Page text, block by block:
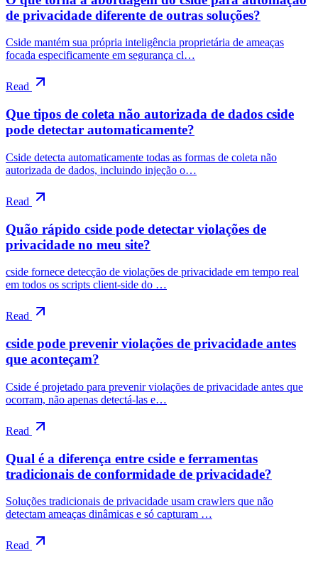
de privacidade diferente de outras soluções?
Cside mantém sua própria inteligência proprietária de ameaças
focada especificamente em segurança cl…
Read
Que tipos de coleta não autorizada de dados cside
pode detectar automaticamente?
Cside detecta automaticamente todas as formas de coleta não
autorizada de dados, incluindo injeção o…
Read
Quão rápido cside pode detectar violações de
privacidade no meu site?
cside fornece detecção de violações de privacidade em tempo real
em todos os scripts client-side do …
Read
cside pode prevenir violações de privacidade antes
que aconteçam?
Cside é projetado para prevenir violações de privacidade antes que
ocorram, não apenas detectá-las e…
Read
Qual é a diferença entre cside e ferramentas
tradicionais de conformidade de privacidade?
Soluções tradicionais de privacidade usam crawlers que não
detectam ameaças dinâmicas e só capturam …
Read